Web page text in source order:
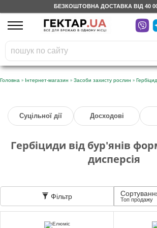
БЕЗКОШТОВНА ДОСТАВКА ВІД 40
UA
На вашому
бонусному рахунку
грн
Безкоштовно по Україні
Категорії
Щоденник
Доставка
Головна » Інтернет-магазин » Засоби захисту рослин »
Суцільної дії Досходові
Гербіциди від бур'янів
дисперсія
Фільтр Топ продажу